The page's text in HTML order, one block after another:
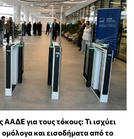
ΑΑΔΕ για τους τόκους: Τι ισχύει
ομόλογα και εισοδήματα από το